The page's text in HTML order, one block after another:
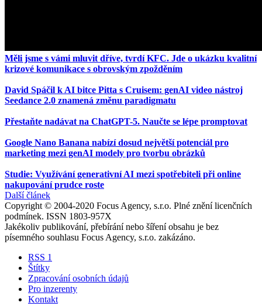
Měli jsme s vámi mluvit dříve, tvrdí KFC. Jde o ukázku kvalitní
krizové komunikace s obrovským zpožděním
David Spáčil k AI bitce Pitta s Cruisem: genAI video nástroj
Seedance 2.0 znamená změnu paradigmatu
Přestaňte nadávat na ChatGPT-5. Naučte se lépe promptovat
Google Nano Banana nabízí dosud největší potenciál pro
marketing mezi genAI modely pro tvorbu obrázků
Studie: Využívání generativní AI mezi spotřebiteli při online
nakupování prudce roste
Další článek
Copyright © 2004-2020 Focus Agency, s.r.o. Plné znění licenčních
podmínek. ISSN 1803-957X
Jakékoliv publikování, přebírání nebo šíření obsahu je bez
písemného souhlasu Focus Agency, s.r.o. zakázáno.
RSS 1
Štítky
Zpracování osobních údajů
Pro inzerenty
Kontakt